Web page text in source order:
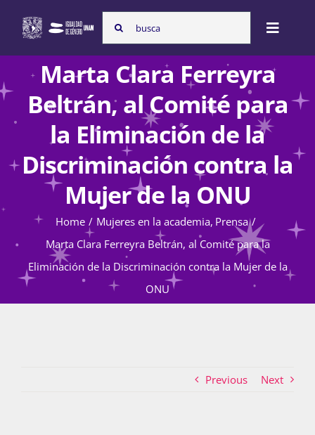
content
Search
for:
Toggle
Inicio
Nosotras
Programas
Atención de la violencia de género
Cursos
Marta Clara Ferreyra
Beltrán, al Comité para
la Eliminación de la
Discriminación contra la
Mujer de la ONU
Home Mujeres en la academia Prensa
Marta Clara Ferreyra Beltrán, al Comité para la
Eliminación de la Discriminación contra la Mujer de la
ONU
Previous Next